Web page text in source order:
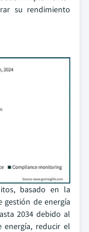
su rendimiento
basado en la
gestión de energía
2034 debido al
energía, reducir el